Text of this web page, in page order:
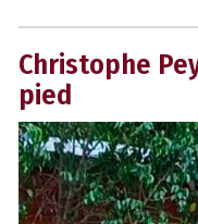
Christophe
pied